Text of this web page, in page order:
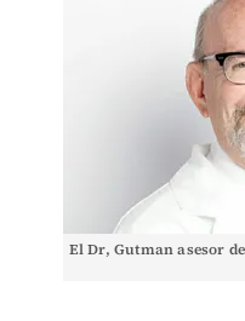
El Dr, Gutman asesor